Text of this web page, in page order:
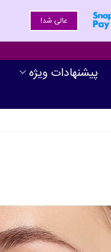
عالی شد!
پیشنهادات ویژه